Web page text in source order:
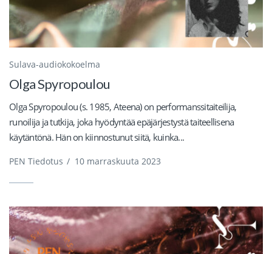
Sulava-audiokokoelma
Olga Spyropoulou
Olga Spyropoulou (s. 1985, Ateena) on performanssitaiteilija,
runoilija ja tutkija, joka hyödyntää epäjärjestystä taiteellisena
käytäntönä. Hän on kiinnostunut siitä, kuinka...
PEN Tiedotus / 10 marraskuuta 2023